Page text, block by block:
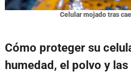
Celular mojado tras
Cómo proteger su
humedad, el polvo y